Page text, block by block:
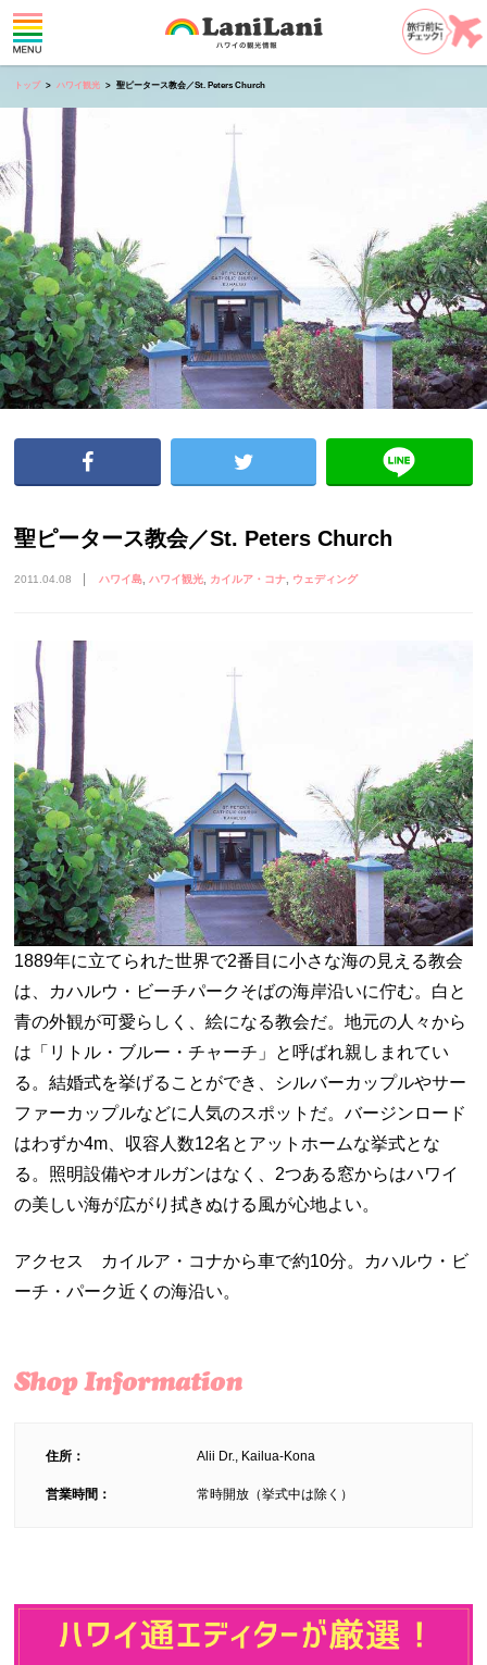
トップ ハワイ観光 聖ピータース教会／St. Peters Church
聖ピータース教会／St. Peters Church
2011.04.08 ハワイ島 ハワイ観光 カイルア・コナ ウェディング
1889年に立てられた世界で2番目に小さな海の見える教会
は、カハルウ・ビーチパークそばの海岸沿いに佇む。白と
青の外観が可愛らしく、絵になる教会だ。地元の人々から
は「リトル・ブルー・チャーチ」と呼ばれ親しまれてい
る。結婚式を挙げることができ、シルバーカップルやサー
ファーカップルなどに人気のスポットだ。バージンロード
はわずか4m、収容人数12名とアットホームな挙式とな
る。照明設備やオルガンはなく、2つある窓からはハワイ
の美しい海が広がり拭きぬける風が心地よい。
アクセス カイルア・コナから車で約10分。カハルウ・ビ
ーチ・パーク近くの海沿い。
住所： Alii Dr., Kailua-Kona
営業時間： 常時開放（挙式中は除く）